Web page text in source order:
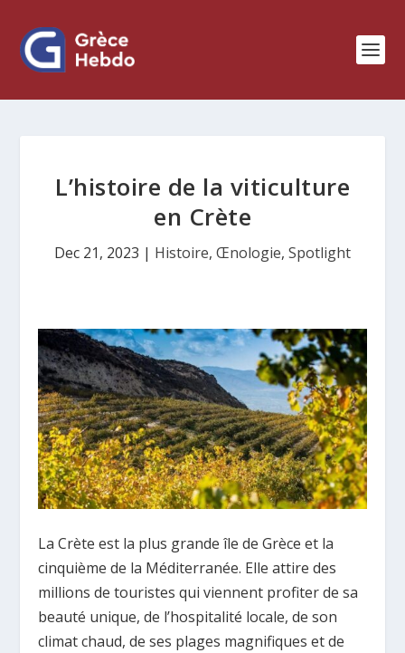
L’histoire de la viticulture
en Crète
Dec 21, 2023 | Histoire, Œnologie, Spotlight
La Crète est la plus grande île de Grèce et la
cinquième de la Méditerranée. Elle attire des
millions de touristes qui viennent profiter de sa
beauté unique, de l’hospitalité locale, de son
climat chaud, de ses plages magnifiques et de